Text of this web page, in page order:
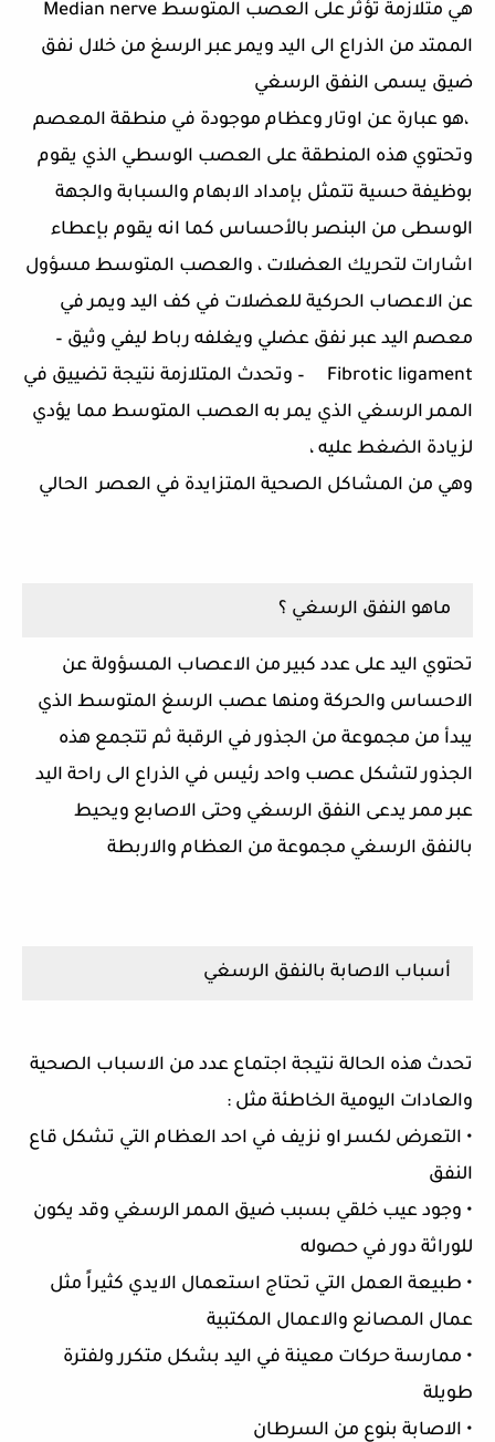
هي متلازمة تؤثر على العصب المتوسط Median nerve
الممتد من الذراع الى اليد ويمر عبر الرسغ من خلال نفق
ضيق يسمى النفق الرسغي
،هو عبارة عن اوتار وعظام موجودة في منطقة المعصم
وتحتوي هذه المنطقة على العصب الوسطي الذي يقوم
بوظيفة حسية تتمثل بإمداد الابهام والسبابة والجهة
الوسطى من البنصر بالأحساس كما انه يقوم بإعطاء
اشارات لتحريك العضلات ، والعصب المتوسط مسؤول
عن الاعصاب الحركية للعضلات في كف اليد ويمر في
معصم اليد عبر نفق عضلي ويغلفه رباط ليفي وثيق –
Fibrotic ligament – وتحدث المتلازمة نتيجة تضييق في
الممر الرسغي الذي يمر به العصب المتوسط مما يؤدي
لزيادة الضغط عليه ،
وهي من المشاكل الصحية المتزايدة في العصر الحالي
ماهو النفق الرسغي ؟
تحتوي اليد على عدد كبير من الاعصاب المسؤولة عن
الاحساس والحركة ومنها عصب الرسغ المتوسط الذي
يبدأ من مجموعة من الجذور في الرقبة ثم تتجمع هذه
الجذور لتشكل عصب واحد رئيس في الذراع الى راحة اليد
عبر ممر يدعى النفق الرسغي وحتى الاصابع ويحيط
بالنفق الرسغي مجموعة من العظام والاربطة
أسباب الاصابة بالنفق الرسغي
تحدث هذه الحالة نتيجة اجتماع عدد من الاسباب الصحية
والعادات اليومية الخاطئة مثل :
• التعرض لكسر او نزيف في احد العظام التي تشكل قاع
النفق
• وجود عيب خلقي بسبب ضيق الممر الرسغي وقد يكون
للوراثة دور في حصوله
• طبيعة العمل التي تحتاج استعمال الايدي كثيراً مثل
عمال المصانع والاعمال المكتبية
• ممارسة حركات معينة في اليد بشكل متكرر ولفترة
طويلة
• الاصابة بنوع من السرطان